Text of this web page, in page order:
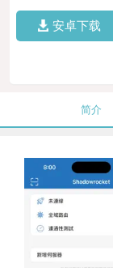
安卓下载
简介